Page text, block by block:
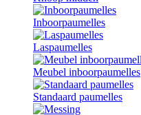
Inboorpaumelles
Laspaumelles
Meubel inboorpaumelles
Standaard paumelles